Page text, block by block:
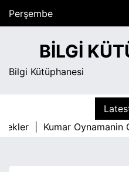
Perşembe
Ağustos 6, 2026
12:54 pmBILGI
Bilgi Kütüphanesi
|
Kumar Oynamanin